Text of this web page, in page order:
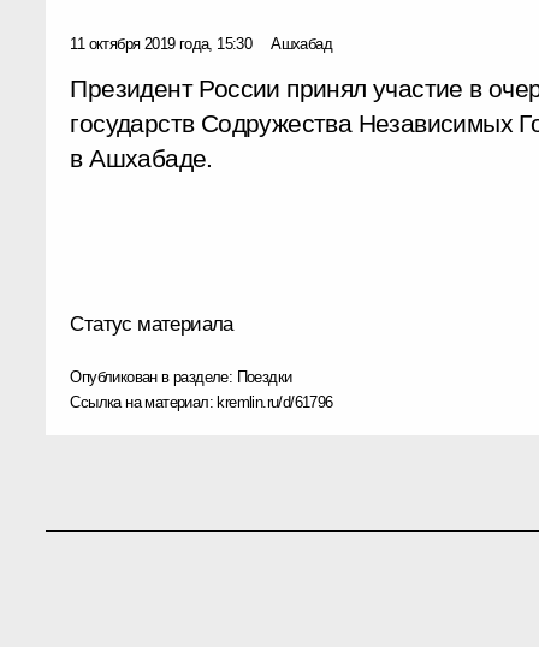
11 октября 2019 года, 15:30 Ашхабад
Президент России принял участие в
государств Содружества Независимых
в Ашхабаде.
Статус материала
Опубликован в разделе: Поездки
Ссылка на материал: kremlin.ru/d/61796